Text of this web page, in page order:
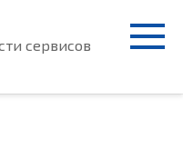
сервисов